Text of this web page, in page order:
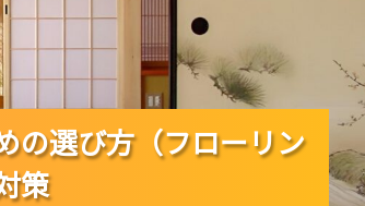
の選び方（フローリン
策
の選び方（フローリン
策
の選び方（フローリン
策